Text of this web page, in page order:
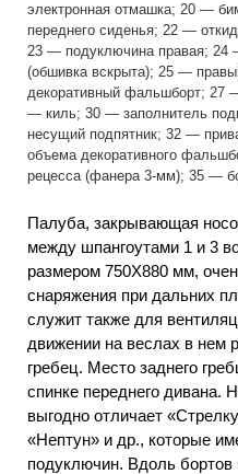
электронная отмашка; 20 —
переднего сиденья; 22 —
23 — подуключина правая; 24
(обшивка вскрыта); 25 —
декоративный фальшборт; 27
— киль; 30 — заполнитель
несущий подпятник; 32 —
объема декоративного
рецесса (фанера 3-мм); 35 —
Палуба, закрывающая
между шпангоутами 1 и 3
размером 750X880 мм,
снаряжения при дальних
служит также для
движении на веслах в нем
гребец. Место заднего
спинке переднего дивана.
выгодно отличает
«Нептун» и др., которые
подуключин. Вдоль бортов